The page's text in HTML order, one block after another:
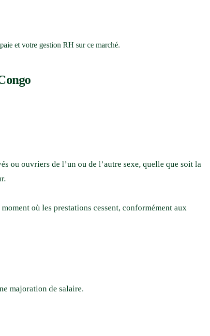
et votre gestion RH sur ce marché.
ou ouvriers de l’un ou de l’autre sexe, quelle que soit la
où les prestations cessent, conformément aux
majoration de salaire.